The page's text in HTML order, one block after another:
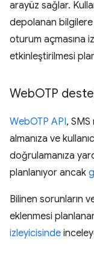
arayüz sağlar.
depolanan
oturum açmasına
etkinleştirilmesi
WebOTP
WebOTP API,
almanıza ve
doğrulamanıza
planlanıyor ancak
Bilinen sorunların
eklenmesi
izleyicisinde